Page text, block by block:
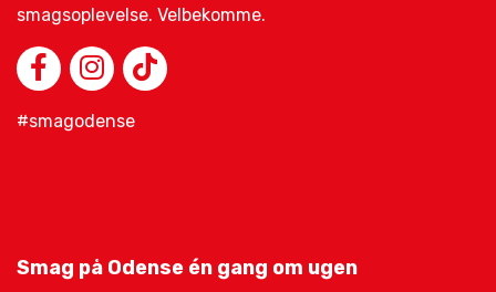
smagsoplevelse. Velbekomme.
#smagodense
Smag på Odense én gang om ugen